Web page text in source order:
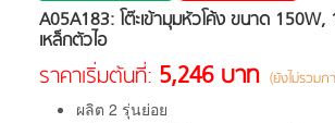
A05A183: โต๊ะเข้ามุมหัวโค้ง ขนาด
เหล็กตัวไอ
ราคาเริ่มต้นที่: 5,246 บาท (ยังไม่รวมภ
ผลิต 2 รุ่นย่อย